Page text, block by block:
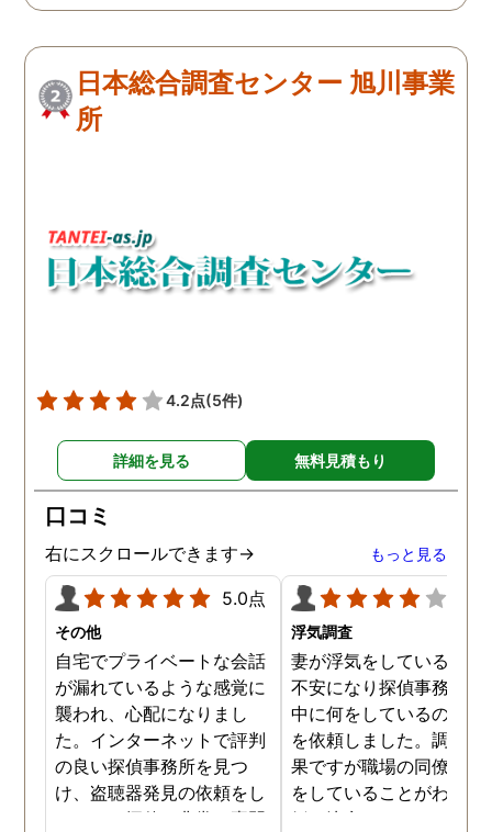
日本総合調査センター 旭川事業
所
4.2点(5件)
詳細を見る 無料見積もり
口コミ
右にスクロールできます→ もっと見る
5.0点
その他
自宅でプライベートな会話
が漏れているような感覚に
襲われ、心配になりまし
た。インターネットで評判
の良い探偵事務所を見つ
け、盗聴器発見の依頼をし
ました。探偵は非常に専門
浮気調査
妻が浮気をしていると思
不安になり探偵事務所に
中に何をしているのか調
を依頼しました。調査の
果ですが職場の同僚と浮
をしていることがわかり
婚を決意しました。浮気